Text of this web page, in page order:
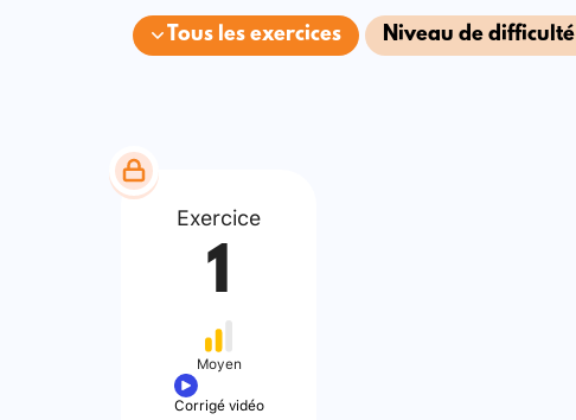
Tous les exercices Niveau de difficulté
Exercice
1
Moyen
Corrigé vidéo